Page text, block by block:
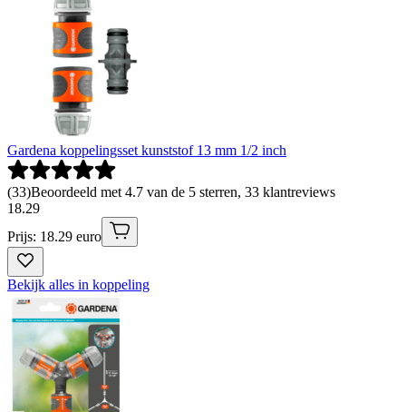
Gardena koppelingsset kunststof 13 mm 1/2 inch
(33)Beoordeeld met 4.7 van de 5 sterren, 33 klantreviews
18.29
Prijs: 18.29 euro
Bekijk alles in koppeling